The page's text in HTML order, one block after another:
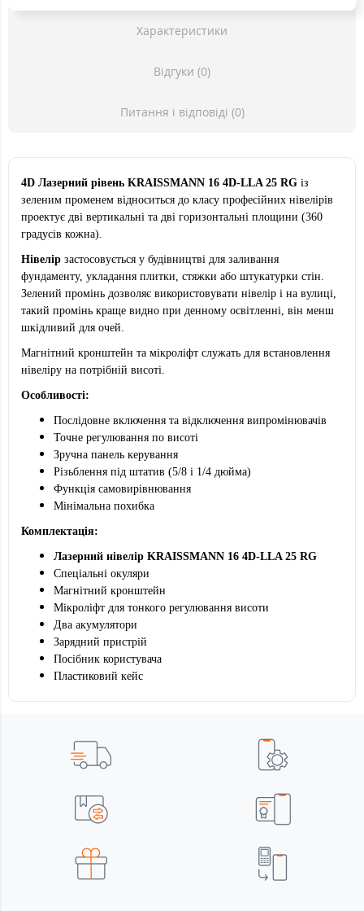
Характеристики
Відгуки (0)
Питання і відповіді (0)
4D Лазерний рівень KRAISSMANN 16 4D-LLA 25 RG із
зеленим променем відноситься до класу професійних нівелірів
проектує дві вертикальні та дві горизонтальні площини (360
градусів кожна).
Нівелір застосовується у будівництві для заливання
фундаменту, укладання плитки, стяжки або штукатурки стін.
Зелений промінь дозволяє використовувати нівелір і на вулиці,
такий промінь краще видно при денному освітленні, він менш
шкідливий для очей.
Магнітний кронштейн та мікроліфт служать для встановлення
нівеліру на потрібній висоті.
Особливості:
Послідовне включення та відключення випромінювачів
Точне регулювання по висоті
Зручна панель керування
Різьблення під штатив (5/8 і 1/4 дюйма)
Функція самовирівнювання
Мінімальна похибка
Комплектація:
Лазерний нівелір KRAISSMANN 16 4D-LLA 25 RG
Спеціальні окуляри
Магнітний кронштейн
Мікроліфт для тонкого регулювання висоти
Два акумулятори
Зарядний пристрій
Посібник користувача
Пластиковий кейс